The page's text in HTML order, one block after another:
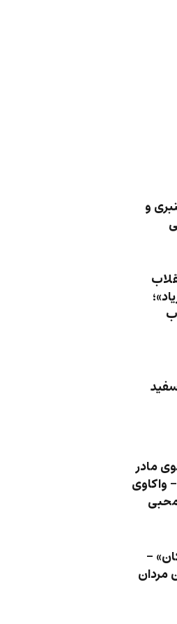
و
مادر
واکاوی
–
مردان